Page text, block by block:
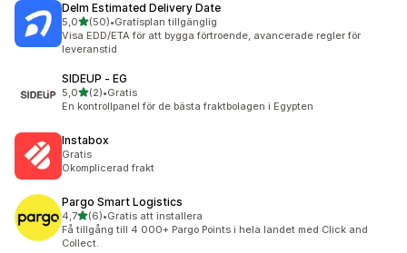
Delm Estimated Delivery Date
5,0av 5 stjärnor
(50)
50 recensioner totalt
•Gratisplan tillgänglig
Visa EDD/ETA för att bygga förtroende, avancerade regler för
leveranstid
SIDEUP ‑ EG
5,0av 5 stjärnor
(2)
2 recensioner totalt
•Gratis
En kontrollpanel för de bästa fraktbolagen i Egypten
Instabox
Gratis
Okomplicerad frakt
Pargo Smart Logistics
4,7av 5 stjärnor
(6)
6 recensioner totalt
•Gratis att installera
Få tillgång till 4 000+ Pargo Points i hela landet med Click and
Collect.